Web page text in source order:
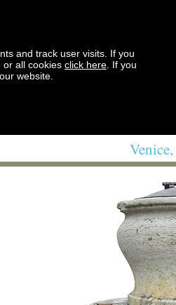
and track user visits. If you
or all cookies click here . If you
website.